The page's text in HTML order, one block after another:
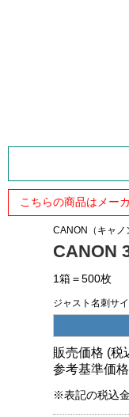
こちらの商品はメー
CANON（キャノ
CANON
1箱＝500枚
ジャスト名刺サイ
販売価格 (税
参考基準価
※表記の税込